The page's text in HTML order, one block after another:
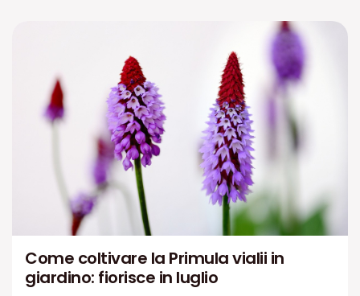
Come coltivare la Primula vialii in
giardino: fiorisce in luglio